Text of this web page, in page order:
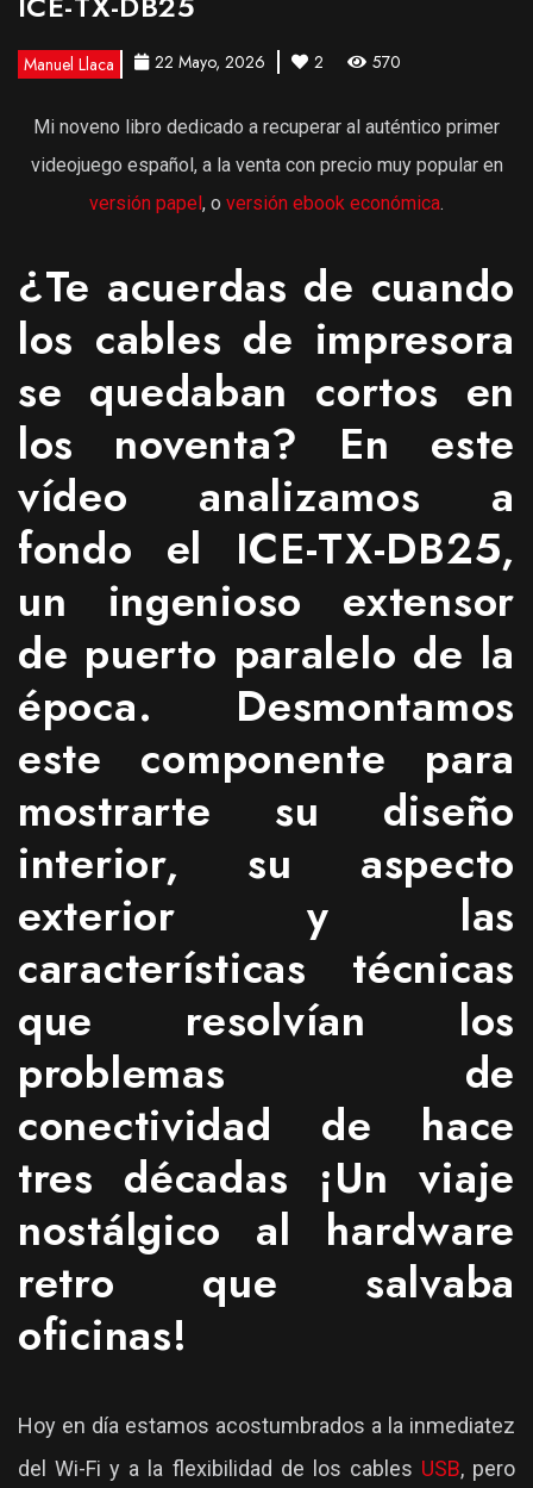
Manuel Llaca 22 Mayo, 2026 2 570
Mi noveno libro dedicado a recuperar al auténtico primer
videojuego español, a la venta con precio muy popular en
versión papel, o versión ebook económica.
¿Te acuerdas de cuando
los cables de impresora
se quedaban cortos en
los noventa? En este
vídeo analizamos a
fondo el ICE-TX-DB25,
un ingenioso extensor
de puerto paralelo de la
época. Desmontamos
este componente para
mostrarte su diseño
interior, su aspecto
exterior y las
características técnicas
que resolvían los
problemas de
conectividad de hace
tres décadas ¡Un viaje
nostálgico al hardware
retro que salvaba
oficinas!
Hoy en día estamos acostumbrados a la inmediatez
del Wi-Fi y a la flexibilidad de los cables USB, pero